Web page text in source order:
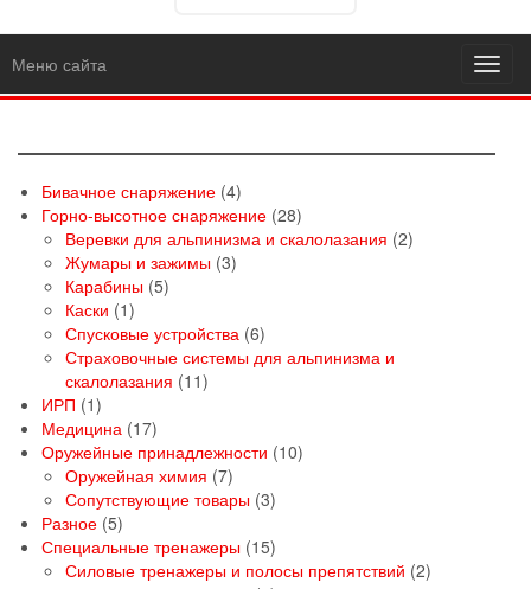
Меню сайта
Бивачное снаряжение 44
товара
Горно-высотное снаряжение 2828
товаров
Веревки для альпинизма и скалолазания 22
Жумары и зажимы 33
Карабины 55
Каски 11
товар
Спусковые устройства 66
товаров
Страховочные системы для альпинизма и
скалолазания 1111
ИРП 11
товар
Медицина 1717
товаров
Оружейные принадлежности 1010
Оружейная химия 77
товаров
Сопутствующие товары 33
Разное 55
товаров
Специальные тренажеры 1515
товаров
Силовые тренажеры и полосы препятствий 22